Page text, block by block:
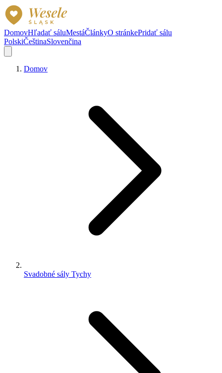
DomovHľadať sáluMestáČlánkyO stránkePridať sálu
PolskiČeštinaSlovenčina
Domov
Svadobné sály Tychy